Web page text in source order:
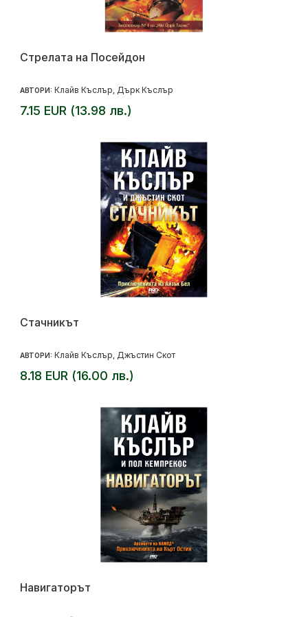
Стрелата на Посейдон
АВТОРИ: Клайв Къслър Дърк Къслър
7.15 EUR (13.98 лв.)
Стачникът
АВТОРИ: Клайв Къслър Джъстин Скот
8.18 EUR (16.00 лв.)
Навигаторът